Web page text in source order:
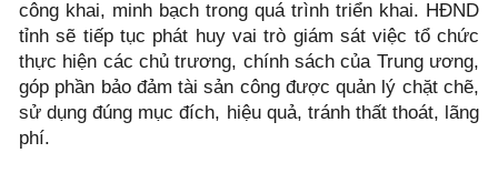
công khai, minh bạch trong quá trình triển khai. HĐND
tỉnh sẽ tiếp tục phát huy vai trò giám sát việc tổ chức
thực hiện các chủ trương, chính sách của Trung ương,
góp phần bảo đảm tài sản công được quản lý chặt chẽ,
sử dụng đúng mục đích, hiệu quả, tránh thất thoát, lãng
phí.